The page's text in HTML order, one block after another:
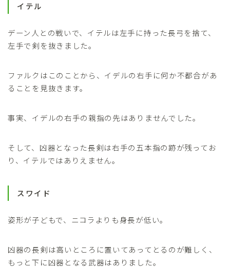
イテル
デーン人との戦いで、イテルは左手に持った長弓を捨て、
左手で剣を抜きました。
ファルクはこのことから、イデルの右手に何か不都合があ
ることを見抜きます。
事実、イデルの右手の親指の先はありませんでした。
そして、凶器となった長剣は右手の五本指の跡が残ってお
り、イテルではありえません。
スワイド
姿形が子どもで、ニコラよりも身長が低い。
凶器の長剣は高いところに置いてあってとるのが難しく、
もっと下に凶器となる武器はありました。